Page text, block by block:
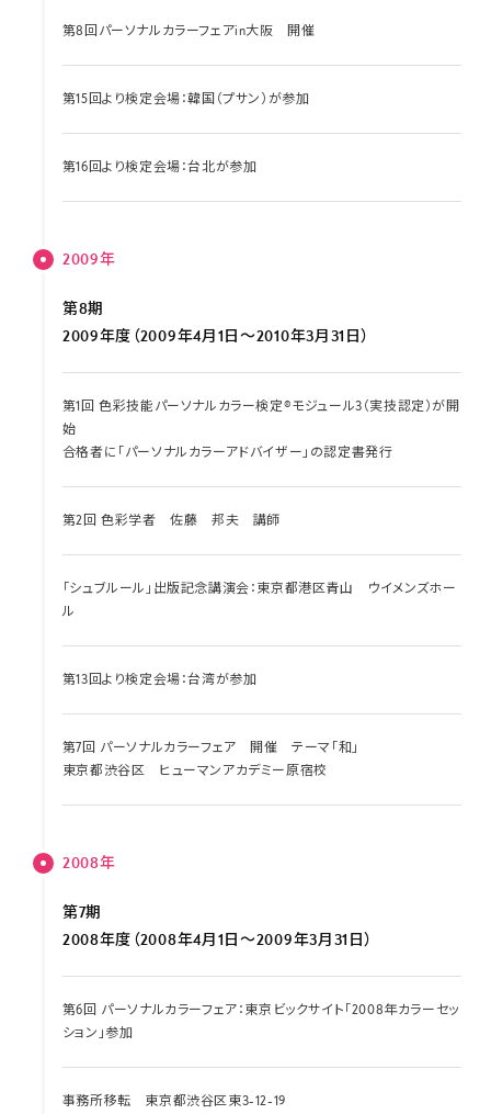
第8回パーソナルカラーフェアin大阪 開催
第15回より検定会場：韓国（プサン）が参加
第16回より検定会場：台北が参加
2009年
第8期
2009年度（2009年4月1日～2010年3月31日）
第1回 色彩技能パーソナルカラー検定®モジュール3（実技認定）が開
始
合格者に｢パーソナルカラーアドバイザー｣の認定書発行
第2回 色彩学者 佐藤 邦夫 講師
「シュブルール」出版記念講演会：東京都港区青山 ウイメンズホー
ル
第13回より検定会場：台湾が参加
第7回 パーソナルカラーフェア 開催 テーマ「和」
東京都渋谷区 ヒューマンアカデミー原宿校
2008年
第7期
2008年度（2008年4月1日～2009年3月31日）
第6回 パーソナルカラーフェア：東京ビックサイト「2008年カラーセッ
ション」参加
事務所移転 東京都渋谷区東3-12-19